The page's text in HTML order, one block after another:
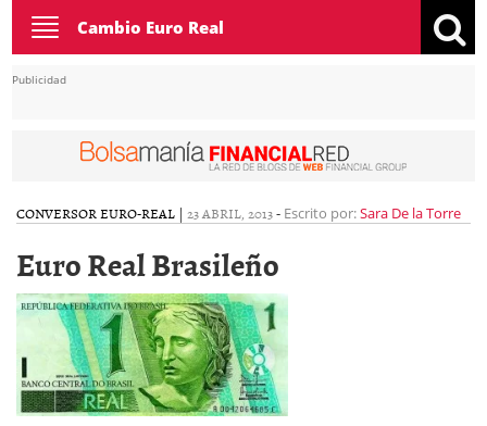
Toggle
navigation
Cambio Euro Real
Publicidad
CONVERSOR EURO-REAL | 23 ABRIL, 2013- Escrito por:Sara De la Torre
Euro Real Brasileño